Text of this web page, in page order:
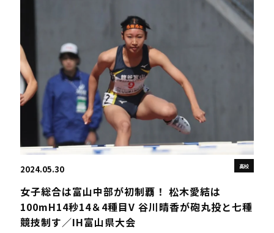
高校
2024.05.30
女子総合は富山中部が初制覇！ 松木愛結は
100mH14秒14＆4種目V 谷川晴香が砲丸投と七種
競技制す／IH富山県大会